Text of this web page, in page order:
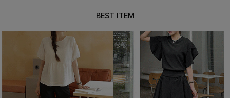
BEST ITEM